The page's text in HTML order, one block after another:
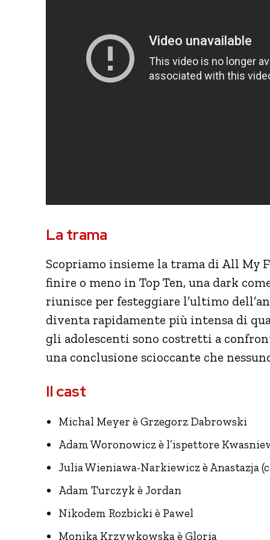
La trama
Scopriamo insieme la trama di All My
finire o meno in Top Ten, una dark
riunisce per festeggiare l’ultimo
diventa rapidamente più intensa di
gli adolescenti sono costretti a
una conclusione scioccante che
Il cast
Michal Meyer è Grzegorz Dabrowski
Adam Woronowicz è l’ispettore
Julia Wieniawa-Narkiewicz è Anastazja
Adam Turczyk è Jordan
Nikodem Rozbicki è Pawel
Monika Krzywkowska è Gloria